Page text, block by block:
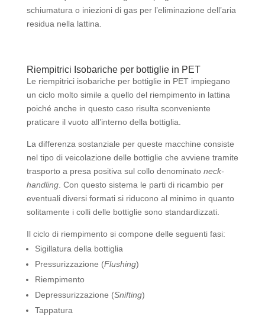
schiumatura o iniezioni di gas per l’eliminazione dell’aria
residua nella lattina.
Riempitrici Isobariche per bottiglie in PET
Le riempitrici isobariche per bottiglie in PET impiegano
un ciclo molto simile a quello del riempimento in lattina
poiché anche in questo caso risulta sconveniente
praticare il vuoto all’interno della bottiglia.
La differenza sostanziale per queste macchine consiste
nel tipo di veicolazione delle bottiglie che avviene tramite
trasporto a presa positiva sul collo denominato neck-
handling. Con questo sistema le parti di ricambio per
eventuali diversi formati si riducono al minimo in quanto
solitamente i colli delle bottiglie sono standardizzati.
Il ciclo di riempimento si compone delle seguenti fasi:
Sigillatura della bottiglia
Pressurizzazione (Flushing)
Riempimento
Depressurizzazione (Snifting)
Tappatura